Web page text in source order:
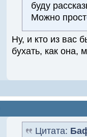
буду
Можно
Ну, и кто из вас
бухать, как она,
Цитата: